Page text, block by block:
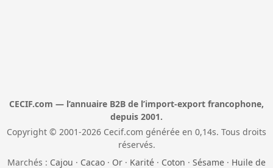
CECIF.com — l’annuaire B2B de l’import-export francophone,
depuis 2001.
Copyright © 2001-2026 Cecif.com générée en 0,14s. Tous droits
réservés.
Marchés : Cajou · Cacao · Or · Karité · Coton · Sésame · Huile de